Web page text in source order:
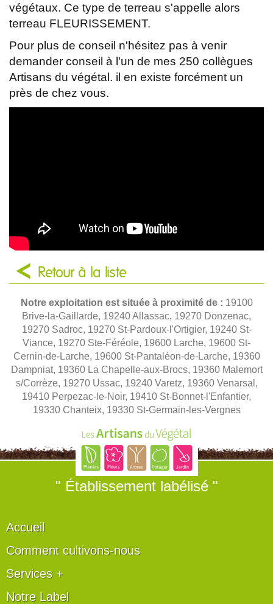
végétaux. Ce type de terreau s'appelle alors
terreau FLEURISSEMENT.
Pour plus de conseil n'hésitez pas à venir
demander conseil à l'un de mes 250 collègues
Artisans du végétal. il en existe forcément un
près de chez vous.
Retour à la liste
Notre exploitation est située à proximité de : 19100
Brive-la-Gaillarde, 19240 Allassac, 19270 Donzenac,
19270 Sadroc, 19270 St-Pardoux-l'Ortigier, 19240 St-
Viance, 19270 Ste-Féréole, 19600 Larche, 19600 St-
Cernin-de-Larche, 19600 St-Pantaléon-de-Larche, 19360
Dampniat, 19360 La Chapelle-aux-Brocs, 19360 Malemort
s/Corrèze, 19270 Ussac, 19240 Varetz, 19360 Venarsal,
19410 Perpezac-le-Noir, 19410 St-Bonnet-l'Enfantier,
19330 Chanteix, 19330 St-Germain-les-Vergnes
" Établissement labélisé "
Accueil
Comment cultivons-nous
Services +
Notre Label